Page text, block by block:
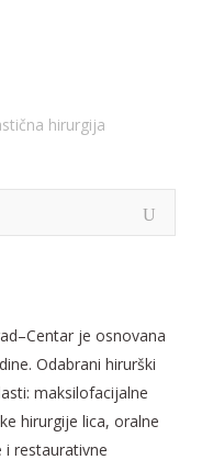
hirurgija
je osnovana
Odabrani hirurški
maksilofacijalne
hirurgije lica, oralne
i restaurativne